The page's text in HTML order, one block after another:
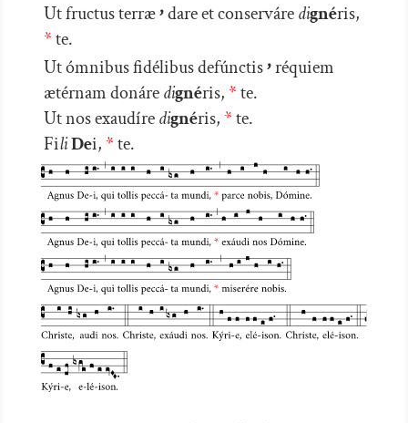
Ut fructus terræ’dare et conserváredignéris,
*te.
Ut ómnibus fidélibus defúnctis’réquiem
ætérnam donáredignéris, *te.
Ut nos exaudíredignéris, *te.
FiliDei, *te.